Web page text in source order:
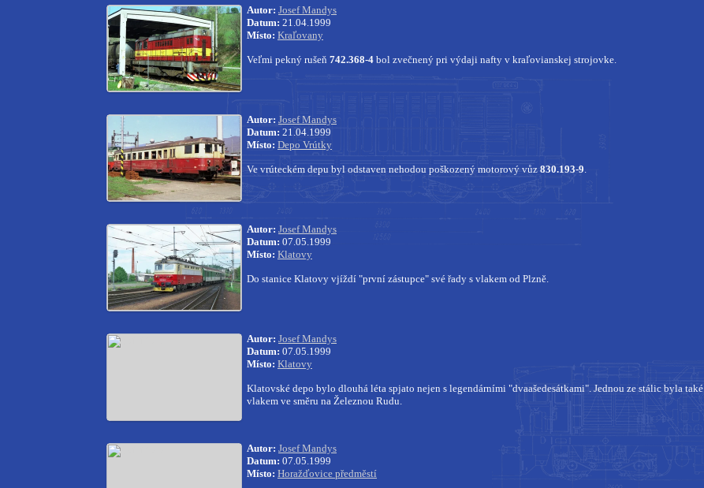
Autor: Josef Mandys
Datum: 21.04.1999
Místo: Kraľovany
Veľmi pekný rušeň 742.368-4 bol zvečnený pri výdaji nafty v kraľovianskej strojovke.
Autor: Josef Mandys
Datum: 21.04.1999
Místo: Depo Vrútky
Ve vrúteckém depu byl odstaven nehodou poškozený motorový vůz 830.193-9.
Autor: Josef Mandys
Datum: 07.05.1999
Místo: Klatovy
Do stanice Klatovy vjíždí "první zástupce" své řady s vlakem od Plzně.
Autor: Josef Mandys
Datum: 07.05.1999
Místo: Klatovy
Klatovské depo bylo dlouhá léta spjato nejen s legendárními "dvaašedesátkami". Jednou ze stálic byla také
vlakem ve směru na Železnou Rudu.
Autor: Josef Mandys
Datum: 07.05.1999
Místo: Horažďovice předměstí